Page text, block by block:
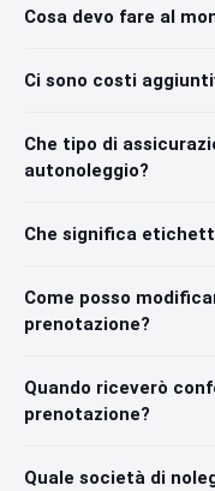
Cosa devo fare al
Ci sono costi
Che tipo di
autonoleggio?
Che significa
Come posso
prenotazione?
Quando riceverò
prenotazione?
Quale società di